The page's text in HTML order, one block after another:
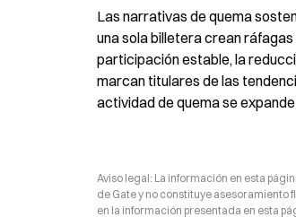
Las narrativas de quema
una sola billetera crean
participación estable, la
marcan titulares de las
actividad de quema se
Aviso legal: La información en esta
de Gate y no constituye asesoramiento
en la información presentada en esta